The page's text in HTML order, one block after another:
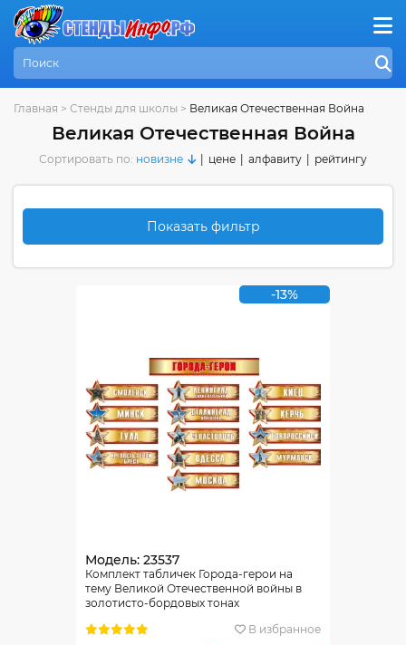
Главная > Стенды для школы > Великая Отечественная Война
Великая Отечественная Война
Сортировать по: новизне цене алфавиту рейтингу
Показать фильтр
-13%
Модель: 23537
Комплект табличек Города-герои на
тему Великой Отечественной войны в
золотисто-бордовых тонах
В избранное